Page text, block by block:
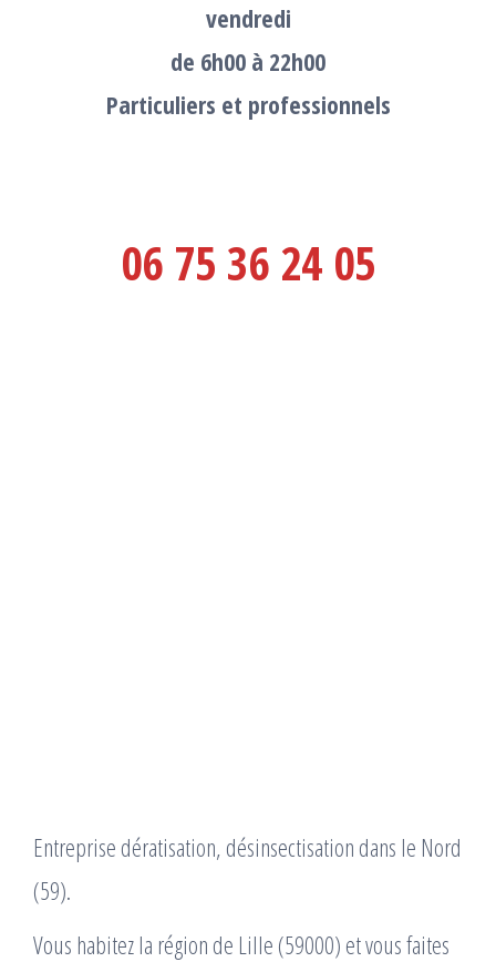
vendredi
de 6h00 à 22h00
Particuliers et professionnels
06 75 36 24 05
Entreprise dératisation, désinsectisation dans le Nord
(59).
Vous habitez la région de Lille (59000) et vous faites